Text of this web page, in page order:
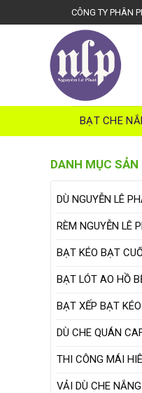
k
c
n
CÔNG TY PHÂN
BẠT CHE
DANH MỤC SẢN
DÙ NGUYỄN LÊ
RÈM NGUYỄN LÊ
BẠT KÉO BẠT
BẠT LÓT AO HỒ
BẠT XẾP BẠT KÉO
DÙ CHE QUÁN
THI CÔNG MÁI
VẢI DÙ CHE